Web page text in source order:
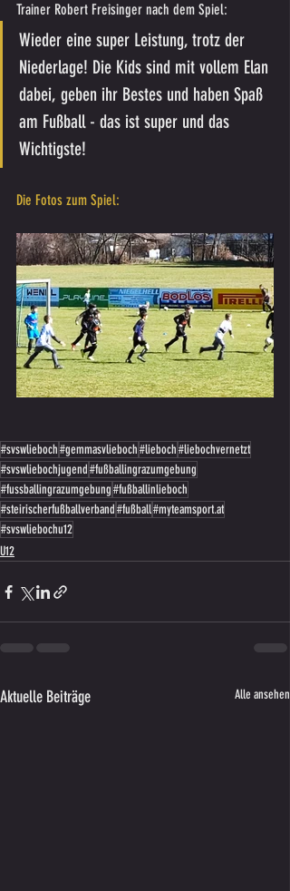
Trainer Robert Freisinger nach dem Spiel:
Wieder eine super Leistung, trotz der
Niederlage! Die Kids sind mit vollem Elan
dabei, geben ihr Bestes und haben Spaß
am Fußball - das ist super und das
Wichtigste!
Die Fotos zum Spiel:
#svswlieboch#gemmasvlieboch#lieboch#liebochvernetzt
#svswliebochjugend#fußballingrazumgebung
#fussballingrazumgebung#fußballinlieboch
#steirischerfußballverband#fußball#myteamsport.at
#svswliebochu12
U12
Aktuelle Beiträge Alle ansehen